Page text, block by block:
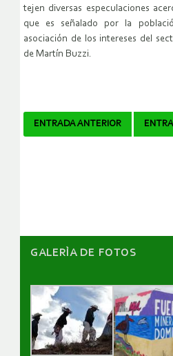
tejen diversas especulaciones
que es señalado por la
asociación de los intereses del
de Martín Buzzi.
Navegador
ENTRADA ANTERIOR
GALERÌA DE FOTOS